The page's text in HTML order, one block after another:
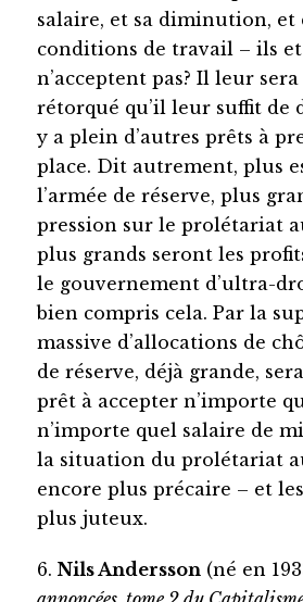
salaire, et sa diminution, et
conditions de travail – ils
n’acceptent pas? Il leur
rétorqué qu’il leur suffit de
y a plein d’autres prêts à
place. Dit autrement, plus
l’armée de réserve, plus
pression sur le prolétariat
plus grands seront les
le gouvernement d’ultra-
bien compris cela. Par la
massive d’allocations de
de réserve, déjà grande,
prêt à accepter n’importe
n’importe quel salaire de
la situation du prolétariat
encore plus précaire – et
plus juteux.
6. Nils Andersson (né en